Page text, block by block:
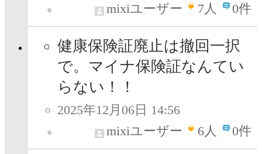
mixiユーザー
7人 0件
健康保険証廃止は撤回一択
で。マイナ保険証なんてい
らない！！
2025年12月06日 14:56
mixiユーザー
6人 0件